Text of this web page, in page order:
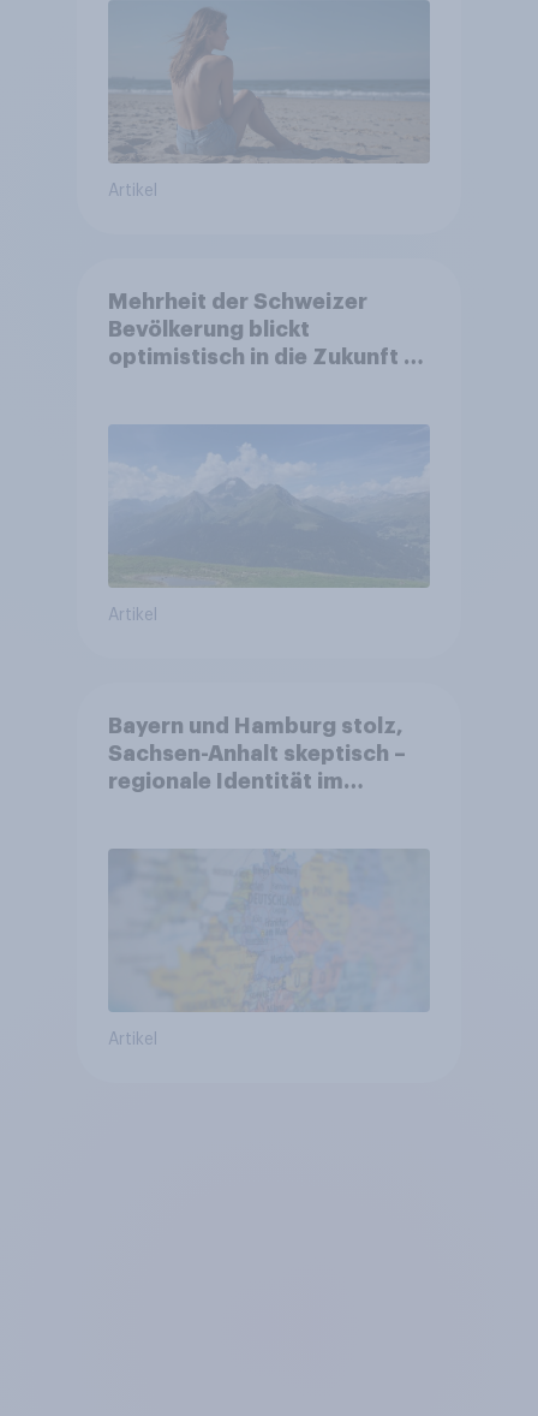
Artikel
Mehrheit der Schweizer
Bevölkerung blickt
optimistisch in die Zukunft –
Altersvorsorge
Artikel
Bayern und Hamburg stolz,
Sachsen-Anhalt skeptisch –
regionale Identität im
Artikel